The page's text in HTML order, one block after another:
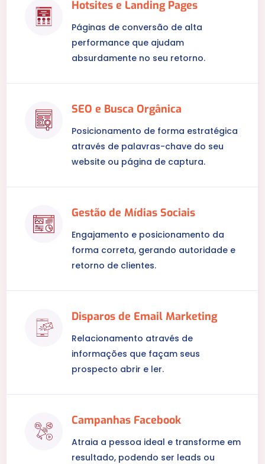
Hotsites e Landing Pages
Páginas de conversão de alta
performance que ajudam
absurdamente no seu retorno.
SEO e Busca Orgânica
Posicionamento de forma estratégica
através de palavras-chave do seu
website ou página de captura.
Gestão de Mídias Sociais
Engajamento e posicionamento da
forma correta, gerando autoridade e
retorno de clientes.
Disparos de Email Marketing
Relacionamento através de
informações que façam seus
prospecto abrir e ler.
Campanhas Facebook
Atraia a pessoa ideal e transforme em
resultado, podendo ser leads ou